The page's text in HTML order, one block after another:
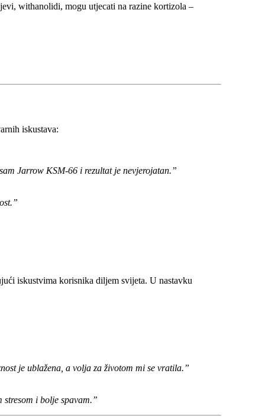
withanolidi, mogu utjecati na razine kortizola –
iskustava:
Jarrow KSM-66 i rezultat je nevjerojatan.”
iskustvima korisnika diljem svijeta. U nastavku
je ublažena, a volja za životom mi se vratila.”
i bolje spavam.”